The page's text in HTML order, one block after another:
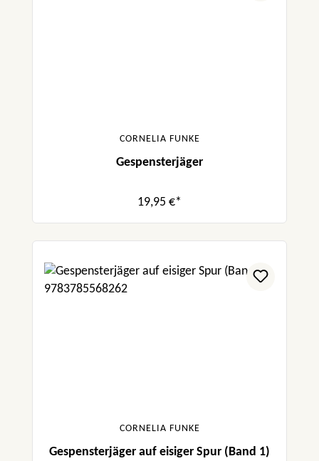
CORNELIA FUNKE
Gespensterjäger
19,95 €*
CORNELIA FUNKE
Gespensterjäger auf eisiger Spur (Band 1)